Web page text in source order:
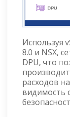
Используя
8.0 и NSX,
DPU, что
расходов
видимость